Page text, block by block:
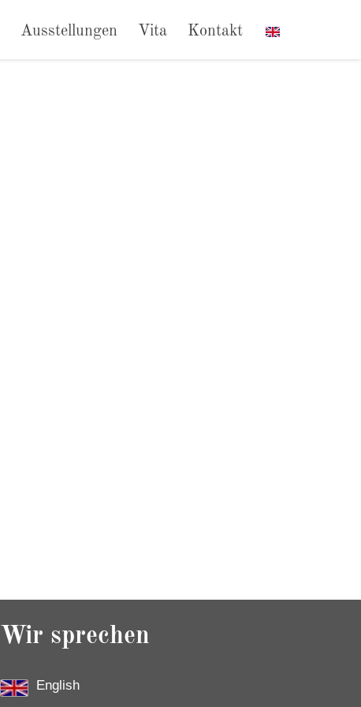
Ausstellungen Vita Kontakt
Wir sprechen
English